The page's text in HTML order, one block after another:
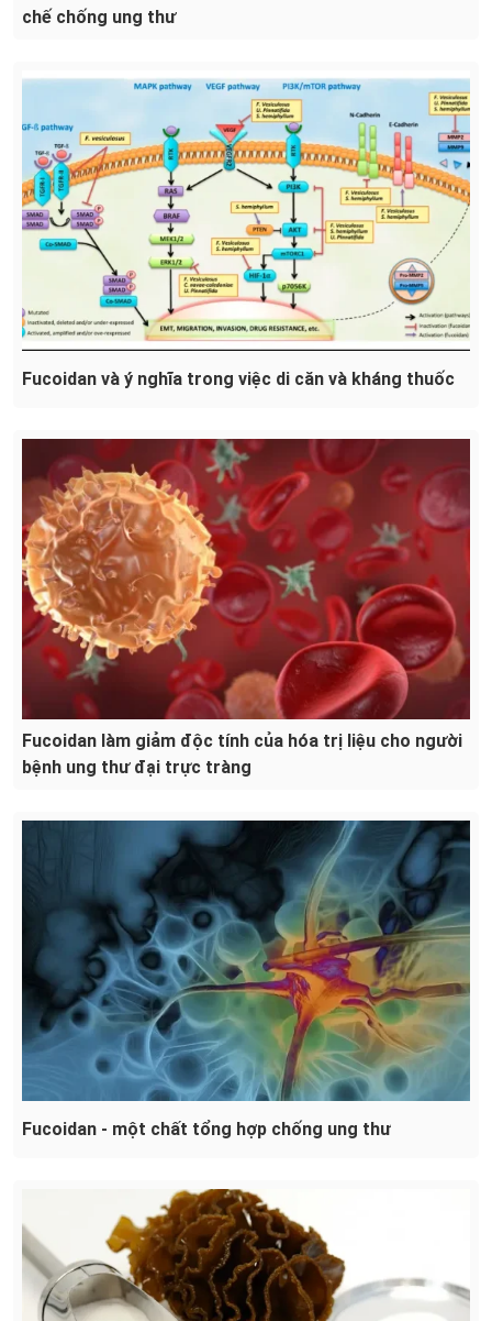
chế chống ung thư
Fucoidan và ý nghĩa trong việc di căn và kháng thuốc
Fucoidan làm giảm độc tính của hóa trị liệu cho người
bệnh ung thư đại trực tràng
Fucoidan - một chất tổng hợp chống ung thư